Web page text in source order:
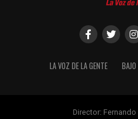
LA VOZ DE LA GENTE
Director: